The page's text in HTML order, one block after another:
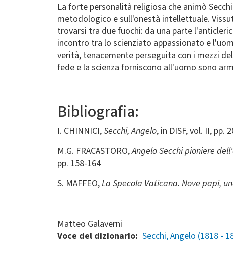
La forte personalità religiosa che animò
metodologico e sull'onestà intellettuale.
trovarsi tra due fuochi: da una parte
incontro tra lo scienziato appassionato e
verità, tenacemente perseguita con i mezzi
fede e la scienza forniscono all'uomo sono
Bibliografia:
I. CHINNICI,Secchi, Angelo, in DISF, vol. II, pp.
M.G. FRACASTORO,Angelo Secchi pioniere
pp. 158-164
S. MAFFEO,La Specola Vaticana. Nove papi,
Matteo Galaverni
Voce del dizionario Secchi, Angelo (1818 -